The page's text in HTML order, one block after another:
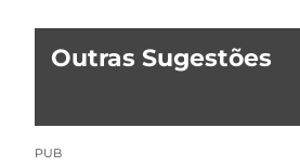
Outras Sugestões
PUB